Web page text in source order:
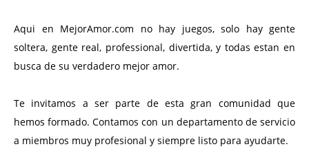
Aqui en MejorAmor.com no hay juegos, solo hay gente
soltera, gente real, professional, divertida, y todas estan en
busca de su verdadero mejor amor.
Te invitamos a ser parte de esta gran comunidad que
hemos formado. Contamos con un departamento de servicio
a miembros muy profesional y siempre listo para ayudarte.